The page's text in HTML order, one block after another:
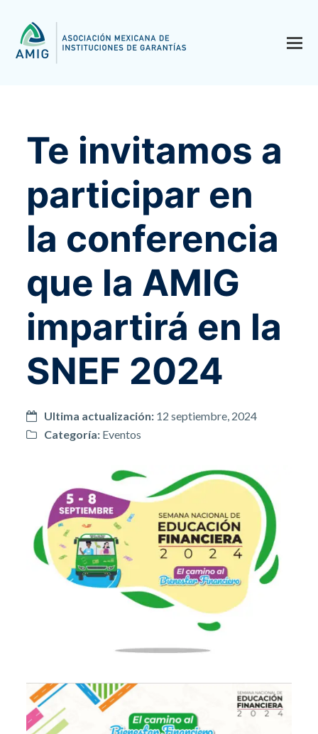
Te invitamos a
participar en
la conferencia
que la AMIG
impartirá en la
SNEF 2024
Ultima actualización: 12 septiembre, 2024
Categoría: Eventos